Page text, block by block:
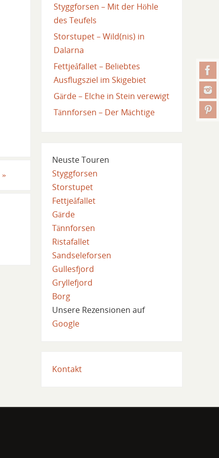
»
Styggforsen – Mit der Höhle
des Teufels
Storstupet – Wild(nis) in
Dalarna
Fettjeåfallet – Beliebtes
Ausflugsziel im Skigebiet
Gärde – Elche in Stein verewigt
Tännforsen – Der Mächtige
Neuste Touren
Styggforsen
Storstupet
Fettjeåfallet
Gärde
Tännforsen
Ristafallet
Sandseleforsen
Gullesfjord
Gryllefjord
Borg
Unsere Rezensionen auf
Google
Kontakt